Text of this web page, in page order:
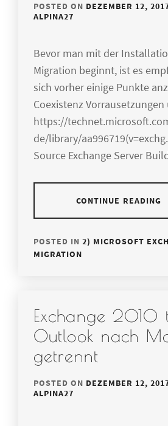
POSTED ON DEZEMBER 12,
ALPINA27
Bevor man mit der
Migration beginnt, ist es
sich vorher einige Punkte
Coexistenz
https://
de/library/
Source Exchange Server
CONTINUE READING
POSTED IN 2) MICROSOFT
MIGRATION
Exchange 2010
Outlook nach
getrennt
POSTED ON DEZEMBER 12,
ALPINA27